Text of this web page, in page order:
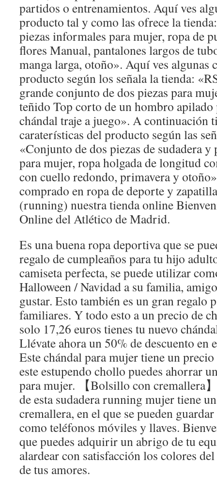
partidos o entrenamientos. Aquí ves
producto tal y como las ofrece la
piezas informales para mujer, ropa de
flores Manual, pantalones largos de
manga larga, otoño». Aquí ves algunas
producto según los señala la tienda:
grande conjunto de dos piezas para
teñido Top corto de un hombro apilado
chándal traje a juego». A continuación
caraterísticas del producto según las
«Conjunto de dos piezas de sudadera y
para mujer, ropa holgada de longitud
con cuello redondo, primavera y
comprado en ropa de deporte y
(running) nuestra tienda online
Online del Atlético de Madrid.
Es una buena ropa deportiva que se
regalo de cumpleaños para tu hijo
camiseta perfecta, se puede utilizar
Halloween / Navidad a su familia,
gustar. Esto también es un gran regalo
familiares. Y todo esto a un precio de
solo 17,26 euros tienes tu nuevo
Llévate ahora un 50% de descuento en
Este chándal para mujer tiene un
este estupendo chollo puedes ahorrar
para mujer. 【Bolsillo con cremallera
de esta sudadera running mujer tiene
cremallera, en el que se pueden
como teléfonos móviles y llaves.
que puedes adquirir un abrigo de tu
alardear con satisfacción los colores
de tus amores.